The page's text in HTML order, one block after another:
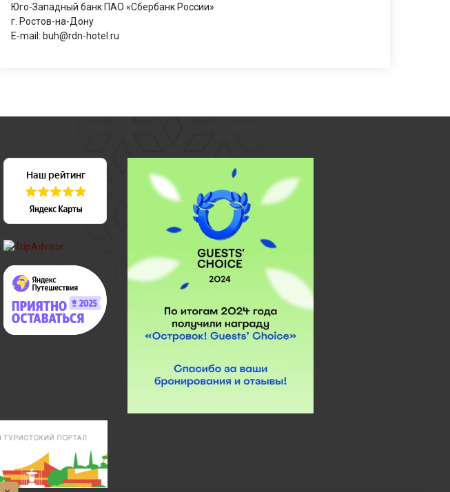
Юго-Западный банк ПАО «Сбербанк России»
г. Ростов-на-Дону
Е-mail: buh@rdn-hotel.ru